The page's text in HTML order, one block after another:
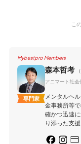
こ
Mybestpro Members
専門家
森本哲考
アニマート社
メンタルヘ
金事務所等
確かつ迅速
り添った支援